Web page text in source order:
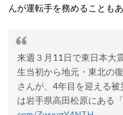
んが運転手を務めることも
来週３月11日で東日本大
生当初から地元・東北の
さんが、4年目を迎える
は岩手県高田松原にある